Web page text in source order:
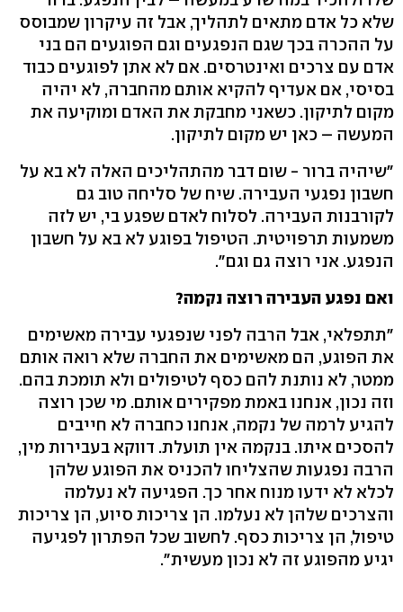
שלא כל אדם מתאים לתהליך, אבל זה עיקרון שמבוסס
על ההכרה בכך שגם הנפגעים וגם הפוגעים הם בני
אדם עם צרכים ואינטרסים. אם לא אתן לפוגעים כבוד
בסיסי, אם אעדיף להקיא אותם מהחברה, לא יהיה
מקום לתיקון. כשאני מחבקת את האדם ומוקיעה את
המעשה – כאן יש מקום לתיקון.
"שיהיה ברור - שום דבר מהתהליכים האלה לא בא על
חשבון נפגעי העבירה. שיח של סליחה טוב גם
לקורבנות העבירה. לסלוח לאדם שפגע בי, יש לזה
משמעות תרפויטית. הטיפול בפוגע לא בא על חשבון
הנפגע. אני רוצה גם וגם".
ואם נפגע העבירה רוצה נקמה?
"תתפלאי, אבל הרבה לפני שנפגעי עבירה מאשימים
את הפוגע, הם מאשימים את החברה שלא רואה אותם
ממטר, לא נותנת להם כסף לטיפולים ולא תומכת בהם.
וזה נכון, אנחנו באמת מפקירים אותם. מי שכן רוצה
להגיע לרמה של נקמה, אנחנו כחברה לא חייבים
להסכים איתו. בנקמה אין תועלת. דווקא בעבירות מין,
הרבה נפגעות שהצליחו להכניס את הפוגע שלהן
לכלא לא ידעו מנוח אחר כך. הפגיעה לא נעלמה
והצרכים שלהן לא נעלמו. הן צריכות סיוע, הן צריכות
טיפול, הן צריכות כסף. לחשוב שכל הפתרון לפגיעה
יגיע מהפוגע זה לא נכון מעשית".